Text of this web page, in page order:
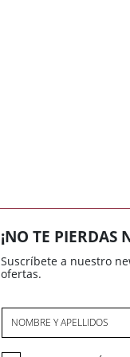
¡NO TE PIERDAS
Suscríbete a nuestro
ofertas.
NOMBRE Y APELLIDOS